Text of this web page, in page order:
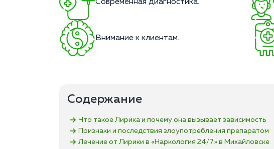
Современная диагностика.
Внимание к клиентам.
Содержание
Что такое Лирика и почему она вызывает зависимость
Признаки и последствия злоупотребления препаратом
Лечение от Лирики в «Наркология 24/7»‎ в Михайловске